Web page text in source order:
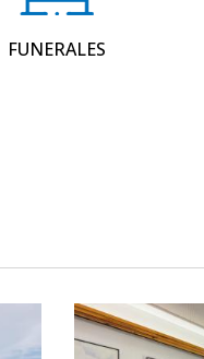
FUNERALES